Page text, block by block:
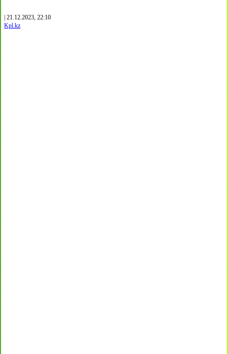
| 21.12.2023, 22:10
Kpl.kz